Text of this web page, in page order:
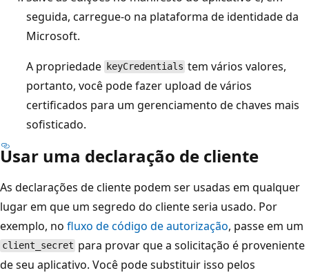
seguida, carregue-o na plataforma de identidade da
Microsoft.
A propriedade
keyCredentials tem vários valores,
portanto, você pode fazer upload de vários
certificados para um gerenciamento de chaves mais
sofisticado.
Usar uma declaração de cliente
As declarações de cliente podem ser usadas em qualquer
lugar em que um segredo do cliente seria usado. Por
exemplo, no fluxo de código de autorização, passe em um
client_secret para provar que a solicitação é proveniente
de seu aplicativo. Você pode substituir isso pelos